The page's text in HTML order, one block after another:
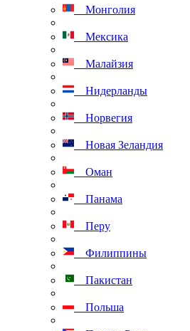
Монголия
Мексика
Малайзия
Нидерланды
Норвегия
Новая Зеландия
Оман
Панама
Перу
Филиппины
Пакистан
Польша